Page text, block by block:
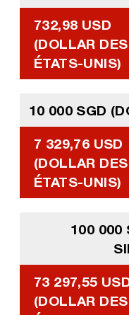
732,98 USD
(DOLLAR DES
ÉTATS-UNIS)
10 000 SGD
7 329,76 USD
(DOLLAR DES
ÉTATS-UNIS)
100 000
73 297,55
(DOLLAR DES